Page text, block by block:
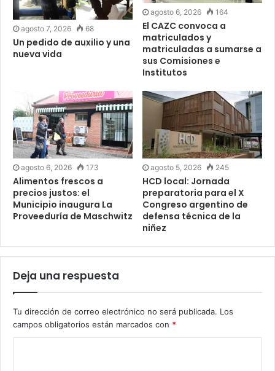
agosto 7, 2026 68
Un pedido de auxilio y una
nueva vida
agosto 6, 2026 164
El CAZC convoca a
matriculados y
matriculadas a sumarse a
sus Comisiones e
Institutos
agosto 6, 2026 173
Alimentos frescos a
precios justos: el
Municipio inaugura La
Proveeduría de Maschwitz
agosto 5, 2026 245
HCD local: Jornada
preparatoria para el X
Congreso argentino de
defensa técnica de la
niñez
Deja una respuesta
Tu dirección de correo electrónico no será publicada. Los
campos obligatorios están marcados con *